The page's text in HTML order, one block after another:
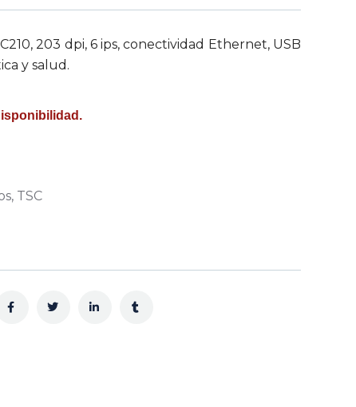
203 dpi, 6 ips, conectividad Ethernet, USB
y salud.
, TSC